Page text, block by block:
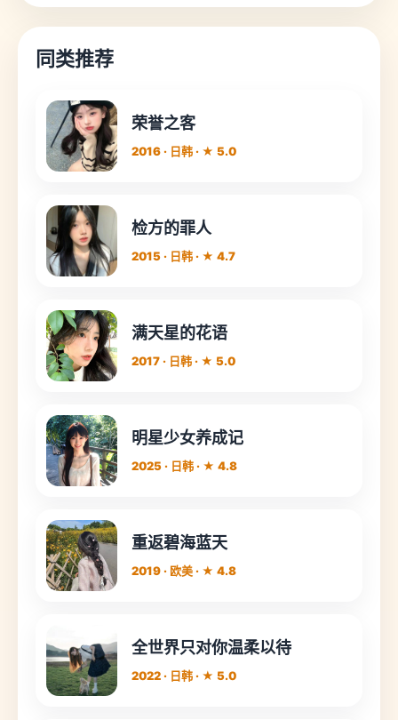
同类推荐
荣誉之客
2016 · 日韩 · ★ 5.0
检方的罪人
2015 · 日韩 · ★ 4.7
满天星的花语
2017 · 日韩 · ★ 5.0
明星少女养成记
2025 · 日韩 · ★ 4.8
重返碧海蓝天
2019 · 欧美 · ★ 4.8
全世界只对你温柔以待
2022 · 日韩 · ★ 5.0